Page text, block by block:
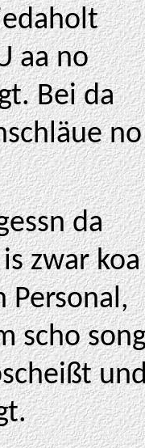
aa no
Bei da
no
da
zwar koa
Personal,
scho